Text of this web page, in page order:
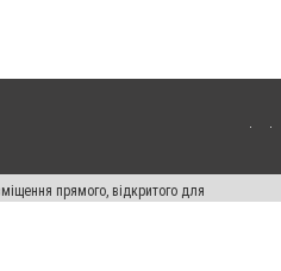
прямого, відкритого для